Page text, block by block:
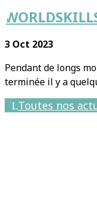
3 Oct 2023
Pendant de longs
terminée il y a
Toutes nos